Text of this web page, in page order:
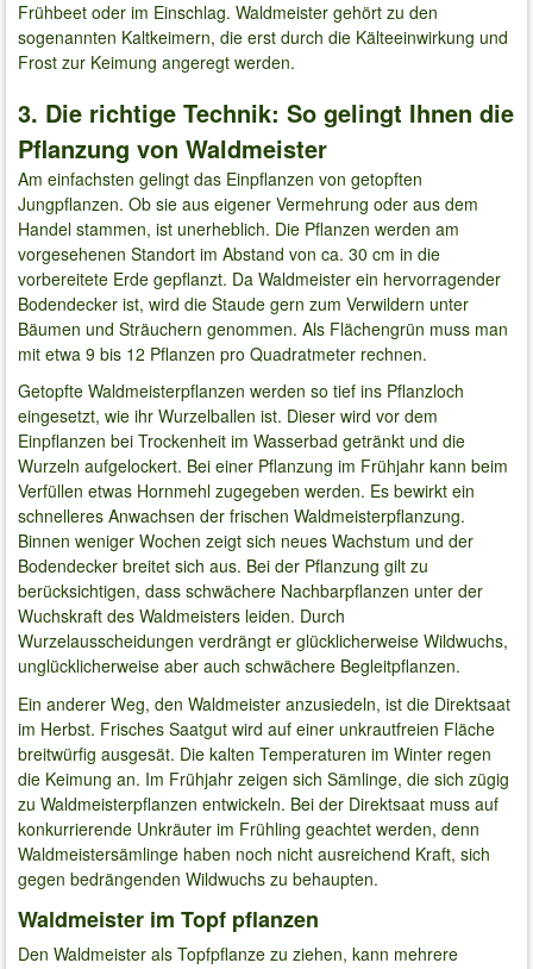
Frühbeet oder im Einschlag. Waldmeister gehört zu den
sogenannten Kaltkeimern, die erst durch die Kälteeinwirkung und
Frost zur Keimung angeregt werden.
3. Die richtige Technik: So gelingt Ihnen die
Pflanzung von Waldmeister
Am einfachsten gelingt das Einpflanzen von getopften
Jungpflanzen. Ob sie aus eigener Vermehrung oder aus dem
Handel stammen, ist unerheblich. Die Pflanzen werden am
vorgesehenen Standort im Abstand von ca. 30 cm in die
vorbereitete Erde gepflanzt. Da Waldmeister ein hervorragender
Bodendecker ist, wird die Staude gern zum Verwildern unter
Bäumen und Sträuchern genommen. Als Flächengrün muss man
mit etwa 9 bis 12 Pflanzen pro Quadratmeter rechnen.
Getopfte Waldmeisterpflanzen werden so tief ins Pflanzloch
eingesetzt, wie ihr Wurzelballen ist. Dieser wird vor dem
Einpflanzen bei Trockenheit im Wasserbad getränkt und die
Wurzeln aufgelockert. Bei einer Pflanzung im Frühjahr kann beim
Verfüllen etwas Hornmehl zugegeben werden. Es bewirkt ein
schnelleres Anwachsen der frischen Waldmeisterpflanzung.
Binnen weniger Wochen zeigt sich neues Wachstum und der
Bodendecker breitet sich aus. Bei der Pflanzung gilt zu
berücksichtigen, dass schwächere Nachbarpflanzen unter der
Wuchskraft des Waldmeisters leiden. Durch
Wurzelausscheidungen verdrängt er glücklicherweise Wildwuchs,
unglücklicherweise aber auch schwächere Begleitpflanzen.
Ein anderer Weg, den Waldmeister anzusiedeln, ist die Direktsaat
im Herbst. Frisches Saatgut wird auf einer unkrautfreien Fläche
breitwürfig ausgesät. Die kalten Temperaturen im Winter regen
die Keimung an. Im Frühjahr zeigen sich Sämlinge, die sich zügig
zu Waldmeisterpflanzen entwickeln. Bei der Direktsaat muss auf
konkurrierende Unkräuter im Frühling geachtet werden, denn
Waldmeistersämlinge haben noch nicht ausreichend Kraft, sich
gegen bedrängenden Wildwuchs zu behaupten.
Waldmeister im Topf pflanzen
Den Waldmeister als Topfpflanze zu ziehen, kann mehrere